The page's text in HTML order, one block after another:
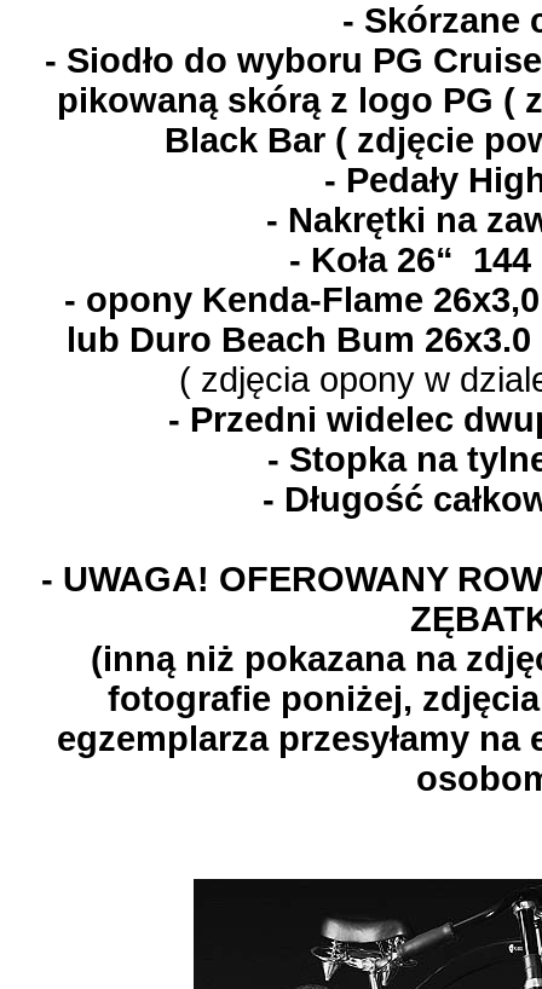
- Skórzane
- Siodło do wyboru PG
pikowaną skórą z logo PG (
Black Bar ( zdjęcie
- Pedały
- Nakrętki na
- Koła 26“
- opony Kenda-Flame
lub Duro Beach Bum
( zdjęcia opony w
- Przedni widelec
- Stopka na
- Długość
- UWAGA! OFEROWANY
(inną niż pokazana na
fotografie poniżej,
egzemplarza przesyłamy